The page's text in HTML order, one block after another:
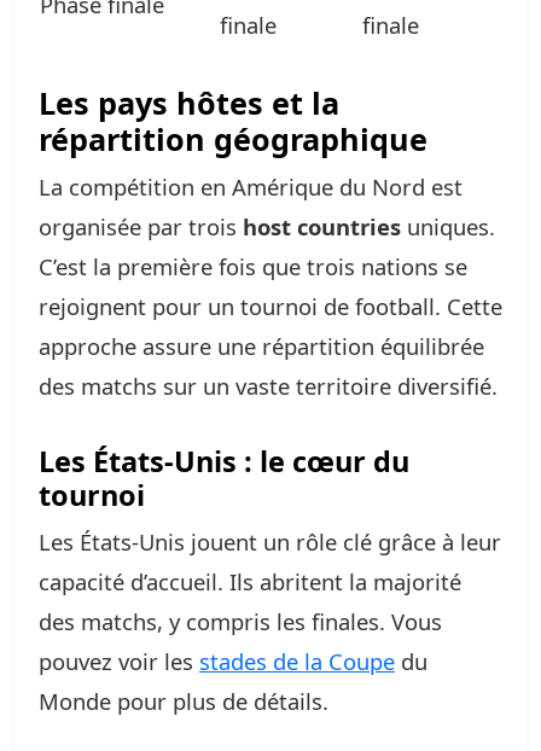
finale finale
Les pays hôtes et la
répartition géographique
La compétition en Amérique du Nord est
organisée par trois host countries uniques.
C’est la première fois que trois nations se
rejoignent pour un tournoi de football. Cette
approche assure une répartition équilibrée
des matchs sur un vaste territoire diversifié.
Les États-Unis : le cœur du
tournoi
Les États-Unis jouent un rôle clé grâce à leur
capacité d’accueil. Ils abritent la majorité
des matchs, y compris les finales. Vous
pouvez voir les stades de la Coupe du
Monde pour plus de détails.